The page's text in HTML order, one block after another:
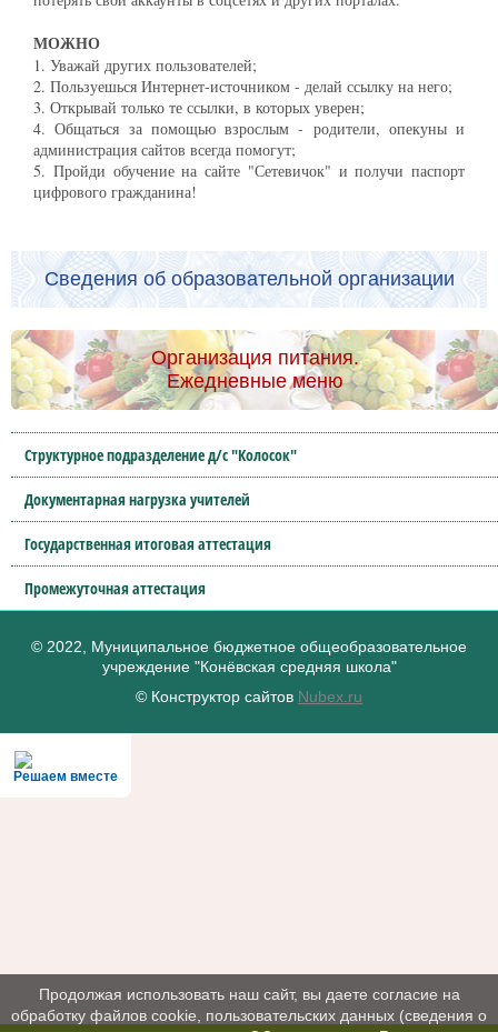
МОЖНО
1. Уважай других пользователей;
2. Пользуешься Интернет-источником - делай ссылку на него;
3. Открывай только те ссылки, в которых уверен;
4. Общаться за помощью взрослым - родители, опекуны и
администрация сайтов всегда помогут;
5. Пройди обучение на сайте "Сетевичок" и получи паспорт
цифрового гражданина!
Сведения об образовательной организации
Организация питания.
Ежедневные меню
Структурное подразделение д/с "Колосок"
Документарная нагрузка учителей
Государственная итоговая аттестация
Промежуточная аттестация
© 2022, Муниципальное бюджетное общеобразовательное
учреждение "Конёвская средняя школа"
© Конструктор сайтов Nubex.ru
Решаем вместе
Продолжая использовать наш сайт, вы даете согласие на
обработку файлов cookie, пользовательских данных (сведения о